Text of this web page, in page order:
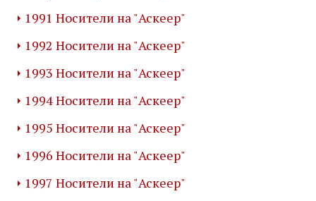
1991 Носители на "Аскеер"
1992 Носители на "Аскеер"
1993 Носители на "Аскеер"
1994 Носители на "Аскеер"
1995 Носители на "Аскеер"
1996 Носители на "Аскеер"
1997 Носители на "Аскеер"